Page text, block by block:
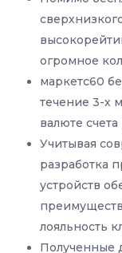
огромное
маркетс60
течение 3-х
валюте счета
Учитывая
разработка
устройств
лояльность
Полученные